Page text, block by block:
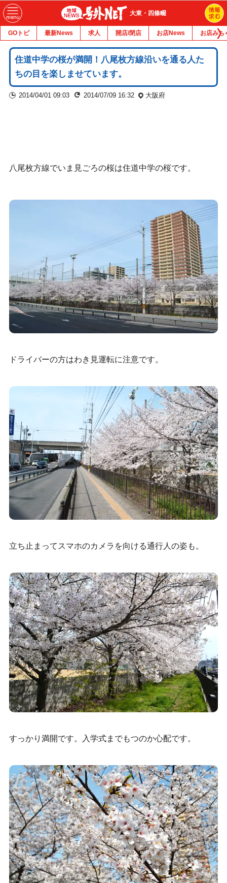
大東・四條畷
GOトピ 最新News 求人 開店/閉店 お店News お店みち
住道中学の桜が満開！八尾枚方線沿いを通る人た
ちの目を楽しませています。
2014/04/01 09:03 2014/07/09 16:32 大阪府
八尾枚方線でいま見ごろの桜は住道中学の桜です。
ドライバーの方はわき見運転に注意です。
立ち止まってスマホのカメラを向ける通行人の姿も。
すっかり満開です。入学式までもつのか心配です。